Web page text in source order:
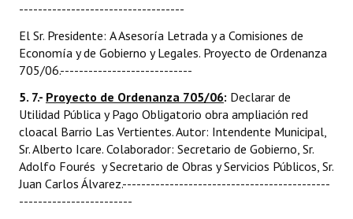
-----------------------------------
El Sr. Presidente: A Asesoría Letrada y a Comisiones de
Economía y de Gobierno y Legales. Proyecto de Ordenanza
705/06.----------------------------
5. 7.- Proyecto de Ordenanza 705/06: Declarar de
Utilidad Pública y Pago Obligatorio obra ampliación red
cloacal Barrio Las Vertientes. Autor: Intendente Municipal,
Sr. Alberto Icare. Colaborador: Secretario de Gobierno, Sr.
Adolfo Fourés y Secretario de Obras y Servicios Públicos, Sr.
Juan Carlos Álvarez.--------------------------------------------
------------------------